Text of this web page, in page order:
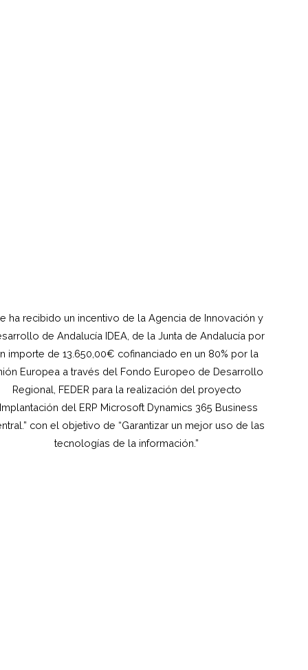
ha recibido un incentivo de la Agencia de Innovación y
de Andalucía IDEA, de la Junta de Andalucía por
importe de 13.650,00€ cofinanciado en un 80% por la
Europea a través del Fondo Europeo de Desarrollo
Regional, FEDER para la realización del proyecto
del ERP Microsoft Dynamics 365 Business
con el objetivo de “Garantizar un mejor uso de las
tecnologías de la información.”